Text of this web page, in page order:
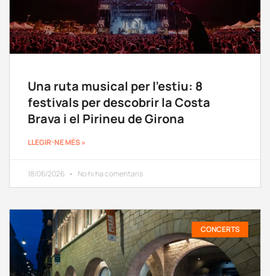
Una ruta musical per l’estiu: 8
festivals per descobrir la Costa
Brava i el Pirineu de Girona
LLEGIR-NE MÉS »
18/06/2026 No hi ha comentaris
CONCERTS